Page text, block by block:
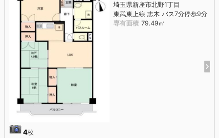
4枚
埼玉県新座市北野1丁目
東武東上線 志木 バス7分停歩9分
専有面積 79.49㎡